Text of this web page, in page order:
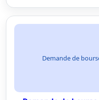
Demande de